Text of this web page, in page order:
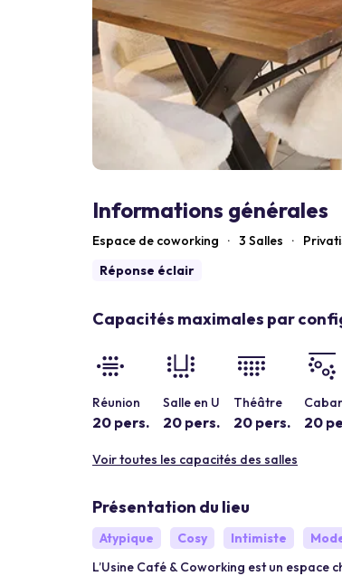
Informations générales
Espace de coworking · 3 Salles ·
Réponse éclair
Capacités maximales par
Réunion
20 pers.
Salle en U
20 pers.
Théâtre
20 pers. 20
Voir toutes les capacités des salles
Présentation du lieu
Atypique Cosy Intimiste
L’Usine Café & Coworking est un